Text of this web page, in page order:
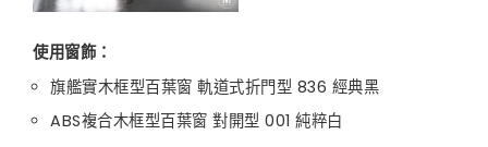
使用窗飾：
旗艦實木框型百葉窗 軌道式折門型 836 經典黑
ABS複合木框型百葉窗 對開型 001 純粹白